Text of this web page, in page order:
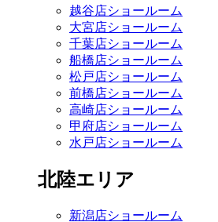
越谷店ショールーム
大宮店ショールーム
千葉店ショールーム
船橋店ショールーム
松戸店ショールーム
前橋店ショールーム
高崎店ショールーム
甲府店ショールーム
水戸店ショールーム
北陸エリア
新潟店ショールーム